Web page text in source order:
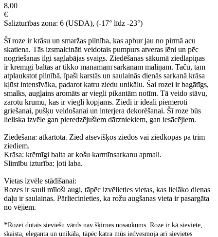
8,00
€
Salizturības zona: 6 (USDA), (-17° līdz -23°)
Šī roze ir krāsu un smaržas pilnība, kas apbur jau no pirmā acu
skatiena. Tās izsmalcināti veidotais pumpurs atveras lēni un pēc
nogriešanas ilgi saglabājas svaigs. Ziedēšanas sākumā ziedlapiņas
ir krēmīgi baltas ar tikko manāmām sarkanām maliņām. Taču, tam
atplaukstot pilnībā, īpaši karstās un saulainās dienās sarkanā krāsa
kļūst intensīvāka, padarot katru ziedu unikālu. Šai rozei ir bagātīgs,
smalks, augļains aromāts ar viegli pikantām notīm. Tā veido stāvu,
zarotu krūmu, kas ir viegli kopjams. Ziedi ir ideāli piemēroti
griešanai, pušķu veidošanai un interjera dekorēšanai. Šī roze būs
lieliska izvēle gan pieredzējušiem dārzniekiem, gan iesācējiem.
Ziedēšana: atkārtota. Zied atsevišķos ziedos vai ziedkopās pa trim
ziediem.
Krāsa: krēmīgi balta ar košu karmīnsarkanu apmali.
Slimību izturība: ļoti laba.
Vietas izvēle stādīšanai:
Rozes ir sauli mīloši augi, tāpēc izvēlieties vietas, kas lielāko dienas
daļu ir saulainas. Pārliecinieties, ka rožu augšanas vieta ir pasargāta
no vējiem.
*Rozei dotais sieviešu vārds nav šķirnes nosaukums. Roze ir kā sieviete,
skaista, eleganta un unikāla, tāpēc katra mūs iedvesmoja arī sievietes